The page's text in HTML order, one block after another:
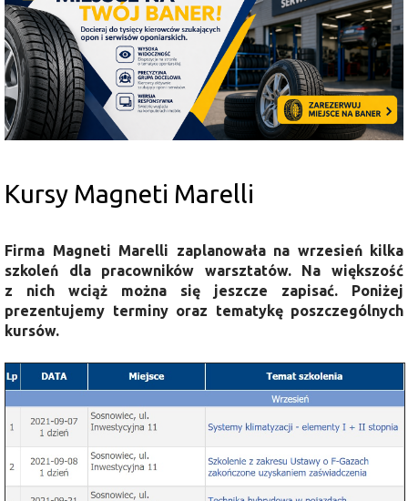
Kursy Magneti Marelli
Firma Magneti Marelli zaplanowała na wrzesień kilka
szkoleń dla pracowników warsztatów. Na większość
z nich wciąż można się jeszcze zapisać. Poniżej
prezentujemy terminy oraz tematykę poszczególnych
kursów.